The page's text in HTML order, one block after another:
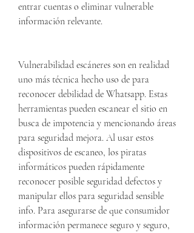
entrar cuentas o eliminar vulnerable
información relevante.
Vulnerabilidad escáneres son en realidad
uno más técnica hecho uso de para
reconocer debilidad de Whatsapp. Estas
herramientas pueden escanear el sitio en
busca de impotencia y mencionando áreas
para seguridad mejora. Al usar estos
dispositivos de escaneo, los piratas
informáticos pueden rápidamente
reconocer posible seguridad defectos y
manipular ellos para seguridad sensible
info. Para asegurarse de que consumidor
información permanece seguro y seguro,